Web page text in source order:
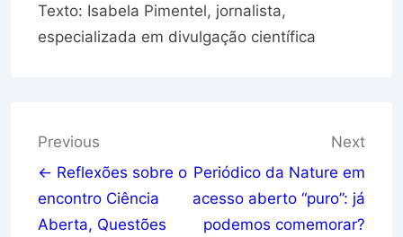
Texto: Isabela Pimentel, jornalista,
especializada em divulgação científica
Navegação
de
Post
Previous
← Reflexões sobre o
encontro Ciência
Aberta, Questões
Next
Periódico da Nature em
acesso aberto “puro”: já
podemos comemorar?